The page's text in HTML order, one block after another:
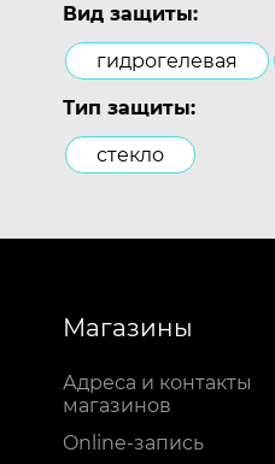
Вид защиты:
гидрогелевая
Тип защиты:
стекло
Магазины
Адреса и контакты
магазинов
Online-запись